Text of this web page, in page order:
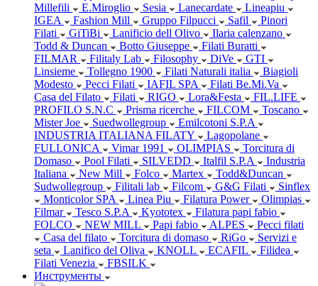
Millefili
E.Miroglio Sesia Lanecardate
Lineapiu
IGEA
Fashion Mill Gruppo Filpucci Safil
Pinori
Filati
GiTiBi Lanificio dell Olivo
Ilaria calenzano
Todd & Duncan
Botto Giuseppe
Filati Buratti
FILMAR
Filitaly Lab Filosophy DiVe
GTI
Linsieme
Tollegno 1900 Filati Naturali italia
Biagioli
Modesto
Pecci Filati IAFIL SPA
Filati Be.Mi.Va
Casa del Filato
Filati RIGO Lora&Festa
FIL.LIFE
PROFILO S.N.C
Prisma ricerche FILCOM
Toscano
Mister Joe
Suedwollegroup
Emilcotoni S.P.A
INDUSTRIA ITALIANA FILATY
Lagopolane
FULLONICA
Vimar 1991 OLIMPIAS
Torcitura di
Domaso
Pool Filati SILVEDD Italfil S.P.A
Industria
Italiana
New Mill Folco Martex
Todd&Duncan
Sudwollegroup
Filitali lab Filcom G&G Filati
Sinflex
Monticolor SPA
Linea Piu Filatura Power
Olimpias
Filmar
Tesco S.P.A Kyototex
Filatura papi fabio
FOLCO
NEW MILL Papi fabio ALPES
Pecci filati
Casa del filato
Torcitura di domaso RiGo
Servizi e
seta
Lanifico del Oliva KNOLL ECAFIL
Filidea
Filati Venezia
FBSILK
Инструменты